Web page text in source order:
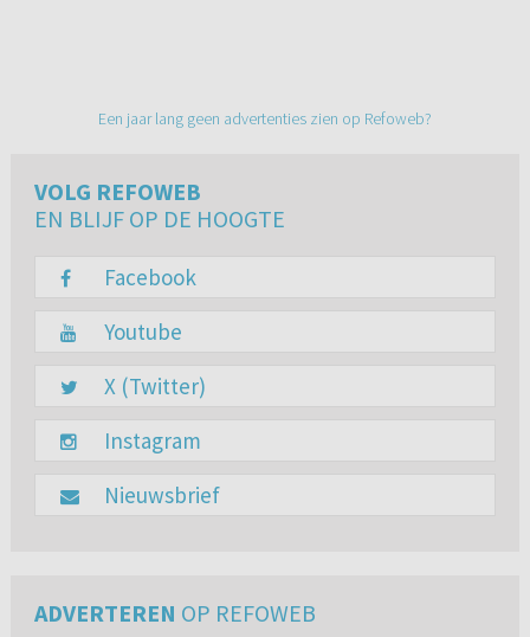
Een jaar lang geen advertenties zien op Refoweb?
VOLG REFOWEB
EN BLIJF OP DE HOOGTE
Facebook
Youtube
X (Twitter)
Instagram
Nieuwsbrief
ADVERTEREN OP REFOWEB